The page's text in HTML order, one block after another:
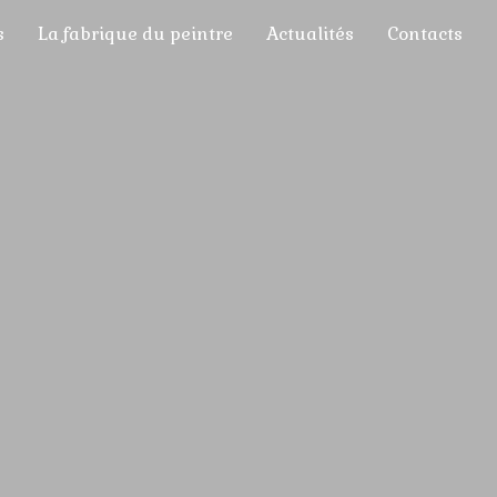
La fabrique du peintre Actualités Contacts